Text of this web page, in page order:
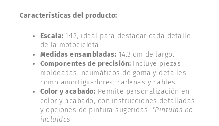
Características del producto:
Escala: 1:12, ideal para destacar cada detalle
de la motocicleta.
Medidas ensambladas: 14.3 cm de largo.
Componentes de precisión: Incluye piezas
moldeadas, neumáticos de goma y detalles
como amortiguadores, cadenas y cables.
Color y acabado: Permite personalización en
color y acabado, con instrucciones detalladas
y opciones de pintura sugeridas. *Pinturas no
incluidas